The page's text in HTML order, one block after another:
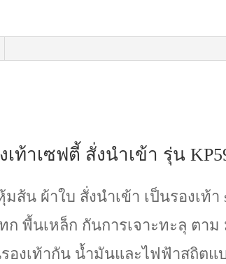
เท้าเซฟตี้ สั่งนำเข้า รุ่น
ส้น ผ้าใบ สั่งนำเข้า เป็นรองเท้า
ก พื้นเหล็ก กันการเจาะทะลุ ตาม
องเท้ากัน น้ำมันและไฟฟ้าสถิตแ